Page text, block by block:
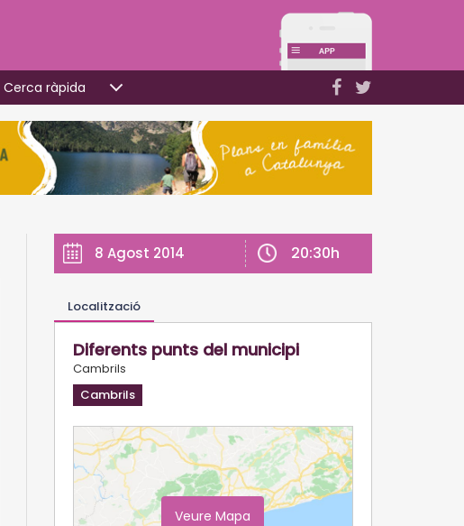
Cerca ràpida
8 Agost 2014 20:30h
Localització
Diferents punts del municipi
Cambrils
Cambrils
Veure Mapa